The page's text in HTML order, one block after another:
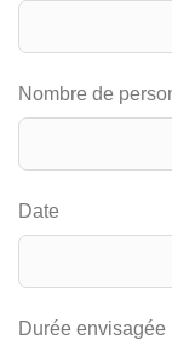
Nombre de
Date
Durée envisagée